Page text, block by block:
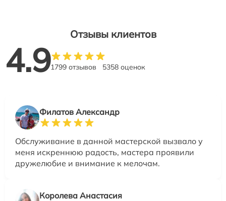
Отзывы клиентов
4.91799 отзывов 5358 оценок
Филатов Александр
Обслуживание в данной мастерской вызвало у
меня искреннюю радость, мастера проявили
дружелюбие и внимание к мелочам.
Королева Анастасия